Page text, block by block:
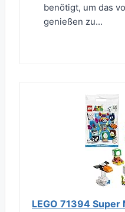
benötigt, um das
genießen zu...
LEGO 71394